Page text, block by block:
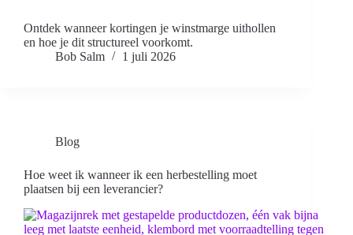
Ontdek wanneer kortingen je winstmarge uithollen
en hoe je dit structureel voorkomt.
Bob Salm
1 juli 2026
Blog
Hoe weet ik wanneer ik een herbestelling moet
plaatsen bij een leverancier?